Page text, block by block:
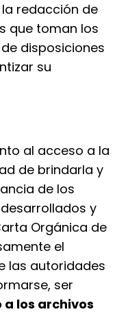
redacción de
que toman los
disposiciones
su
al acceso a la
de brindarla y
de los
y
Orgánica de
el
las autoridades
ser
los archivos